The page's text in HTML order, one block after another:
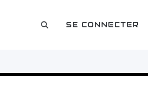
OUTLET SE CONNECTER